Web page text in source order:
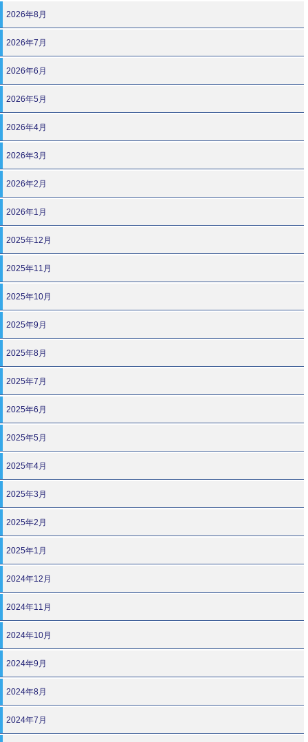
2026年8月
2026年7月
2026年6月
2026年5月
2026年4月
2026年3月
2026年2月
2026年1月
2025年12月
2025年11月
2025年10月
2025年9月
2025年8月
2025年7月
2025年6月
2025年5月
2025年4月
2025年3月
2025年2月
2025年1月
2024年12月
2024年11月
2024年10月
2024年9月
2024年8月
2024年7月